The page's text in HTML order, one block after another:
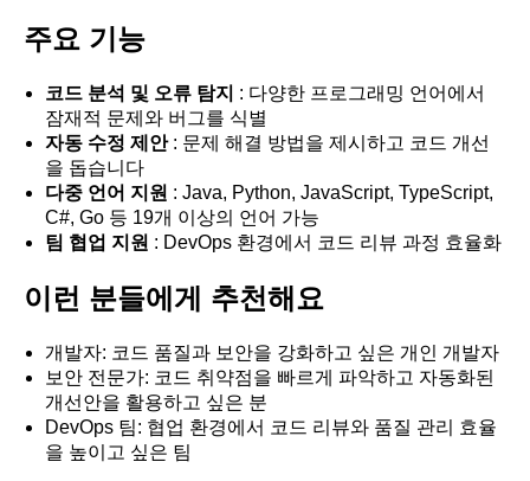
주요 기능
코드 분석 및 오류 탐지 : 다양한 프로그래밍 언어에서
잠재적 문제와 버그를 식별
자동 수정 제안: 문제 해결 방법을 제시하고 코드 개선
을 돕습니다
다중 언어 지원 : Java, Python, JavaScript, TypeScript,
C#, Go 등 19개 이상의 언어 가능
팀 협업 지원 : DevOps 환경에서 코드 리뷰 과정 효율화
이런 분들에게 추천해요
개발자: 코드 품질과 보안을 강화하고 싶은 개인 개발자
보안 전문가: 코드 취약점을 빠르게 파악하고 자동화된
개선안을 활용하고 싶은 분
DevOps 팀: 협업 환경에서 코드 리뷰와 품질 관리 효율
을 높이고 싶은 팀